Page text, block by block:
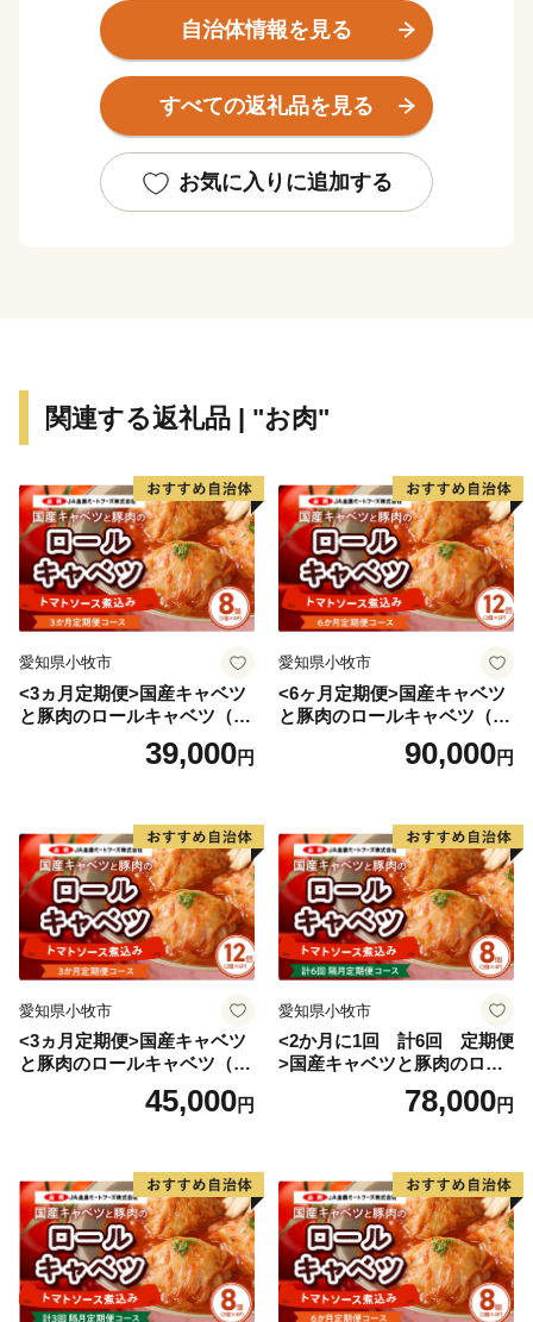
自然が織り成す絶景は、圧巻です。
サイクリングロードなど、大自然を利用したアクティビ
ティも楽しめます。
もちろん、市内には温泉スポットも点在しており、‘お
グルメは、からあげの聖地「中津からあげ」、数々の海
の幸や山の幸などが自慢です。
自治体情報を見る
すべての返礼品を見る
お気に入りに追加する
関連する返礼品 | "お肉"
愛知県小牧市
<3ヵ月定期便>国産キャベツ
と豚肉のロールキャベツ（4P
39,000円
愛知県小牧市
<6ヶ月定期便>国産キャベツ
と豚肉のロールキャベツ（6P
90,000円
愛知県小牧市
<3ヵ月定期便>国産キャベツ
と豚肉のロールキャベツ（6P
45,000円
愛知県小牧市
<2か月に1回 計6回 定期便
>国産キャベツと豚肉のロー
ルキャベツ（4P入り）
78,000円